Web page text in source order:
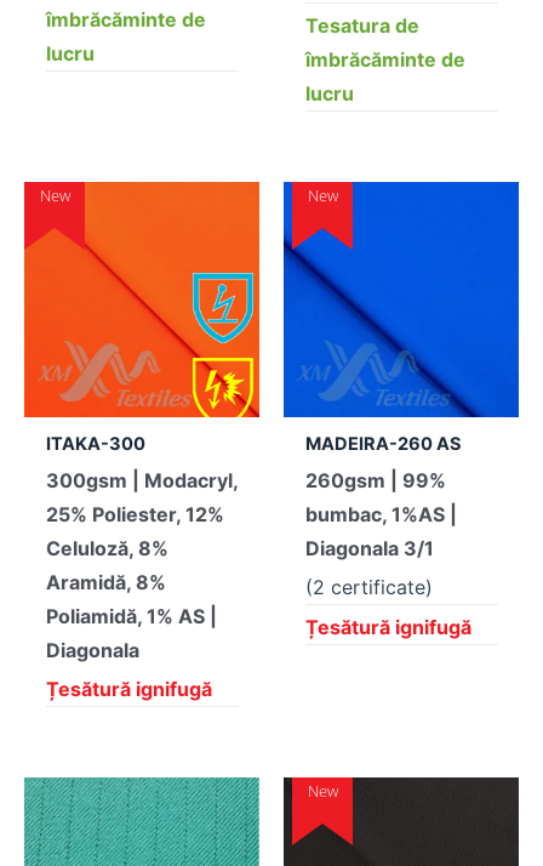
îmbrăcăminte de
lucru
Tesatura de
îmbrăcăminte de
lucru
New
ITAKA-300
300gsm | Modacryl,
25% Poliester, 12%
Celuloză, 8%
Aramidă, 8%
Poliamidă, 1% AS |
Diagonala
Țesătură ignifugă
New
MADEIRA-260 AS
260gsm | 99%
bumbac, 1%AS |
Diagonala 3/1
(2 certificate)
Țesătură ignifugă
New